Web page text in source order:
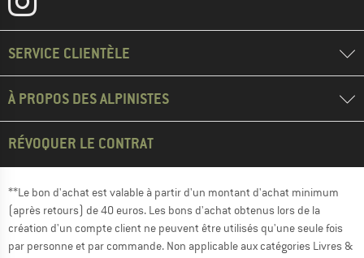
SERVICE CLIENTÈLE
À PROPOS DES ALPINISTES
RÉVOQUER LE CONTRAT
**Le bon d'achat est valable à partir d'un montant d'achat minimum
(après retours) de 40 euros. Les bons d'achat obtenus lors de la
création d'un compte client ne peuvent être utilisés qu'une seule fois
par personne et par commande. Non applicable aux catégories Livres &